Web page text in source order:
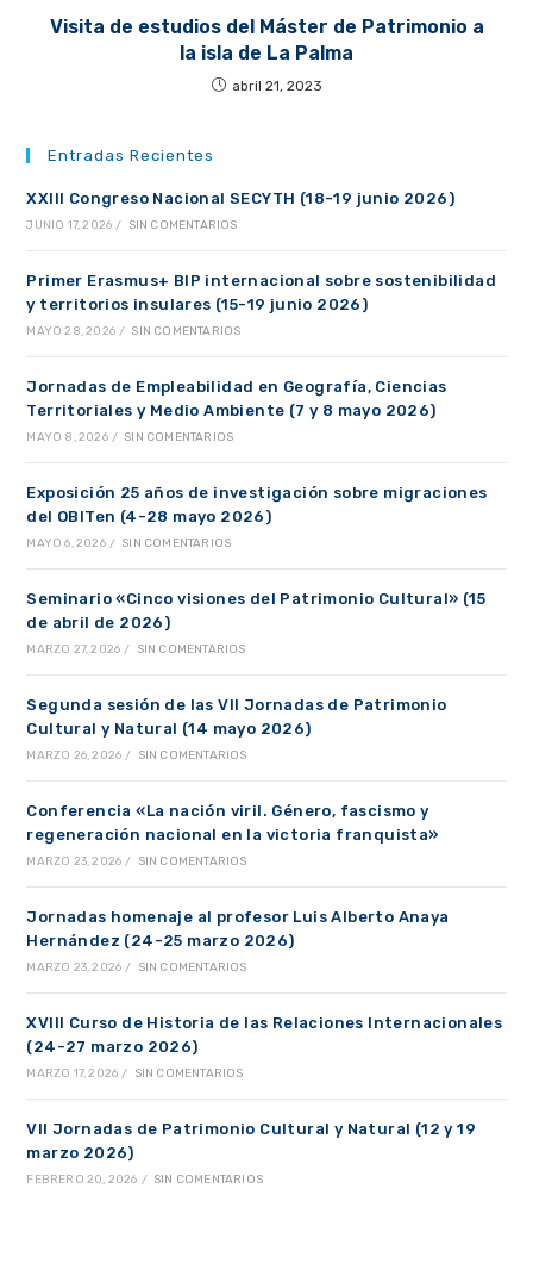
Visita de estudios del Máster de Patrimonio a
la isla de La Palma
abril 21, 2023
Entradas Recientes
XXIII Congreso Nacional SECYTH (18-19 junio 2026)
JUNIO 17, 2026 / SIN COMENTARIOS
Primer Erasmus+ BIP internacional sobre sostenibilidad
y territorios insulares (15-19 junio 2026)
MAYO 28, 2026 / SIN COMENTARIOS
Jornadas de Empleabilidad en Geografía, Ciencias
Territoriales y Medio Ambiente (7 y 8 mayo 2026)
MAYO 8, 2026 / SIN COMENTARIOS
Exposición 25 años de investigación sobre migraciones
del OBITen (4-28 mayo 2026)
MAYO 6, 2026 / SIN COMENTARIOS
Seminario «Cinco visiones del Patrimonio Cultural» (15
de abril de 2026)
MARZO 27, 2026 / SIN COMENTARIOS
Segunda sesión de las VII Jornadas de Patrimonio
Cultural y Natural (14 mayo 2026)
MARZO 26, 2026 / SIN COMENTARIOS
Conferencia «La nación viril. Género, fascismo y
regeneración nacional en la victoria franquista»
MARZO 23, 2026 / SIN COMENTARIOS
Jornadas homenaje al profesor Luis Alberto Anaya
Hernández (24-25 marzo 2026)
MARZO 23, 2026 / SIN COMENTARIOS
XVIII Curso de Historia de las Relaciones Internacionales
(24-27 marzo 2026)
MARZO 17, 2026 / SIN COMENTARIOS
VII Jornadas de Patrimonio Cultural y Natural (12 y 19
marzo 2026)
FEBRERO 20, 2026 / SIN COMENTARIOS